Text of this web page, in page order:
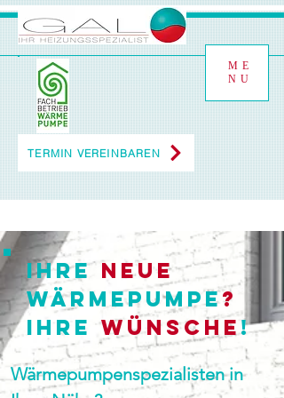
ME
NU
TERMIN VEREINBAREN
Ihre neue
Wärmepumpe?
ihre Wünsche!
Wärmepumpenspezialisten in